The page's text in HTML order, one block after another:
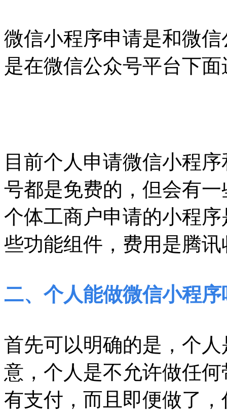
微信小程序申请是和微
是在微信公众号平台下
目前个人申请微信小程
号都是免费的，但会有
个体工商户申请的小程
些功能组件，费用是腾
二、个人能做微信小程序
首先可以明确的是，个
意，个人是不允许做任
有支付，而且即便做了